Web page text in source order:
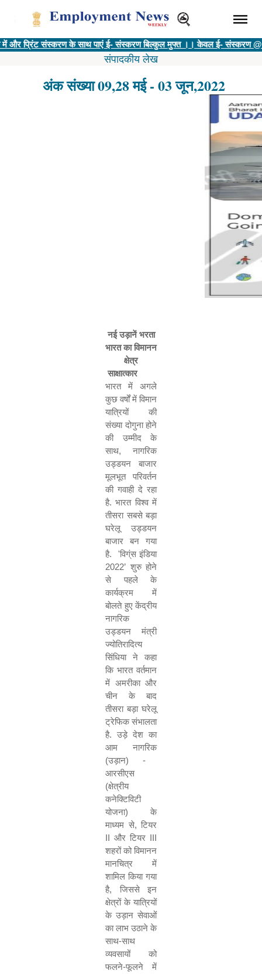
के साथ पाएं ई- संस्करण बिल्कुल मुफ्त ।। केवल ई- संस्करण @ 400 रु ||
संपादकीय लेख
अंक संख्या 09,28 मई - 03 जून,2022
नई उड़ानें भरता
भारत का विमानन
क्षेत्र
साक्षात्कार
भारत
में
अगले
कुछ वर्षों में विमान
यात्रियों
की
संख्या दोगुना होने
की
उम्मीद
के
साथ,
नागरिक
उड्डयन
बाजार
मूलभूत
परिवर्तन
की गवाही दे रहा
है.भारत विश्व में
तीसरा सबसे बड़ा
घरेलू
उड्डयन
बाजार
बन
गया
है. 'विग्ंस इंडिया
2022’ शुरु होने
से
पहले
के
कार्यक्रम
में
बोलते हुए केंद्रीय
नागरिक
उड्डयन
मंत्री
ज्योतिरादित्य
सिंधिया
ने
कहा
कि भारत वर्तमान
में अमरीका और
चीन
के
बाद
तीसरा बड़ा घरेलू
ट्रेफिक संभालता
है. उड़े देश का
आम
नागरिक
(उड़ान) -
आरसीएस
(क्षेत्रीय
कनेक्टिविटी
योजना) के
माध्यम से, टियर
II और टियर III
शहरों को विमानन
मानचित्र
में
शामिल किया गया
है, जिससे
इन
क्षेत्रों के यात्रियों
के उड़ान सेवाओं
का लाभ उठाने के
साथ-साथ
व्यवसायों
को
फलने-फूलने
में